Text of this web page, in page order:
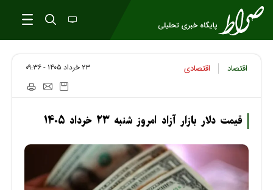
اقتصاد اقتصادی ۲۳ خرداد ۱۴۰۵ - ۰۹:۳۶
قیمت دلار بازار آزاد امروز شنبه ۲۳ خرداد ۱۴۰۵